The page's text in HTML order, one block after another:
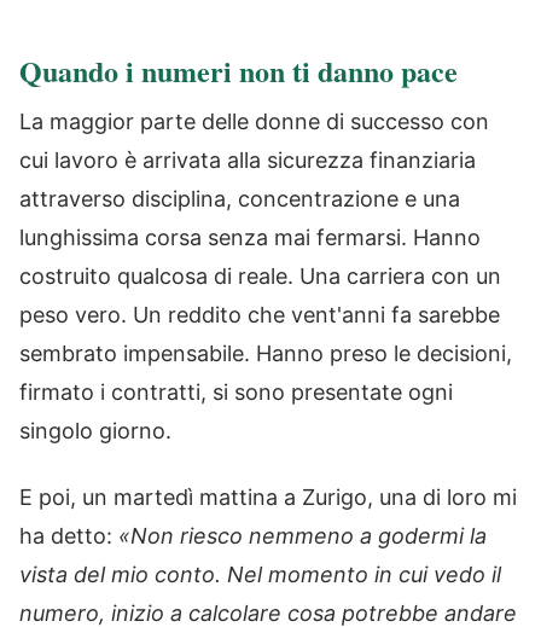
Quando i numeri non ti danno pace
La maggior parte delle donne di successo con
cui lavoro è arrivata alla sicurezza finanziaria
attraverso disciplina, concentrazione e una
lunghissima corsa senza mai fermarsi. Hanno
costruito qualcosa di reale. Una carriera con un
peso vero. Un reddito che vent'anni fa sarebbe
sembrato impensabile. Hanno preso le decisioni,
firmato i contratti, si sono presentate ogni
singolo giorno.
E poi, un martedì mattina a Zurigo, una di loro mi
ha detto: «Non riesco nemmeno a godermi la
vista del mio conto. Nel momento in cui vedo il
numero, inizio a calcolare cosa potrebbe andare